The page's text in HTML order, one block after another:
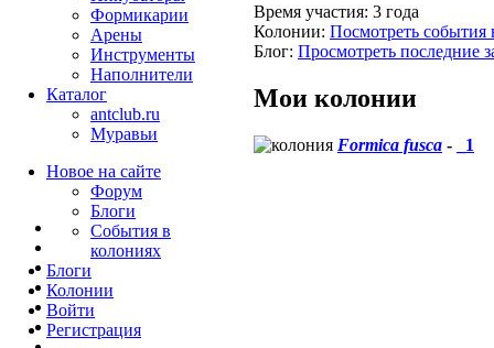
Время участия: 3 года
Колонии: Посмотреть события
Блог: Просмотреть последние
Мои колонии
Formica fusca - _1
Формикарии
Арены
Инструменты
Наполнители
Каталог
antclub.ru
Муравьи
Новое на сайте
Форум
Блоги
События в
колониях
Блоги
Колонии
Войти
Peгиcтpaция